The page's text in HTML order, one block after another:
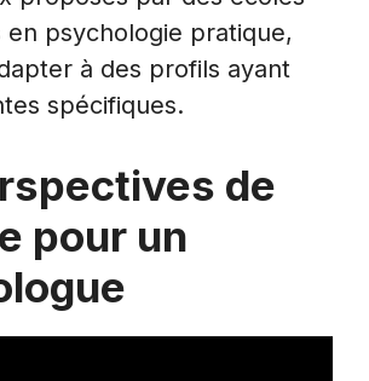
en psychologie pratique,
à des profils ayant
spécifiques.
de
pour un